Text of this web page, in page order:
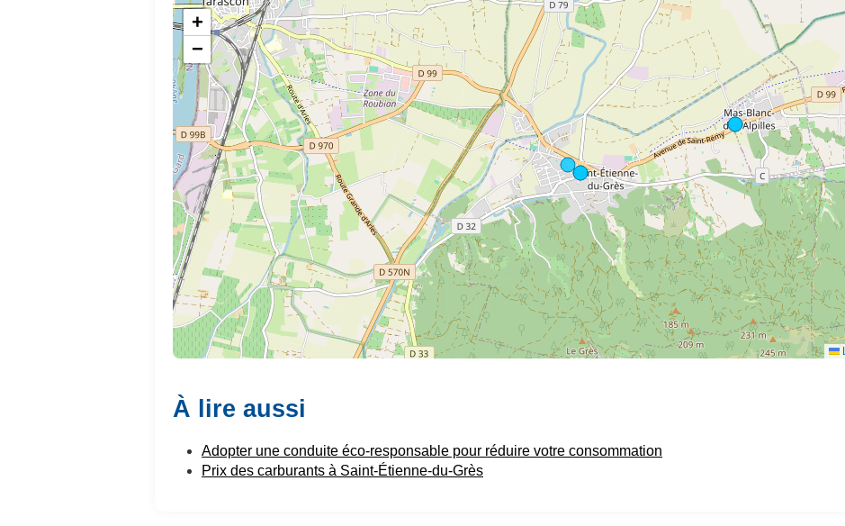
+
−
À lire aussi
Adopter une conduite éco-responsable pour réduire votre consommation
Prix des carburants à Saint-Étienne-du-Grès